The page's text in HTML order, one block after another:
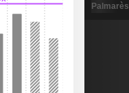
Palmarès